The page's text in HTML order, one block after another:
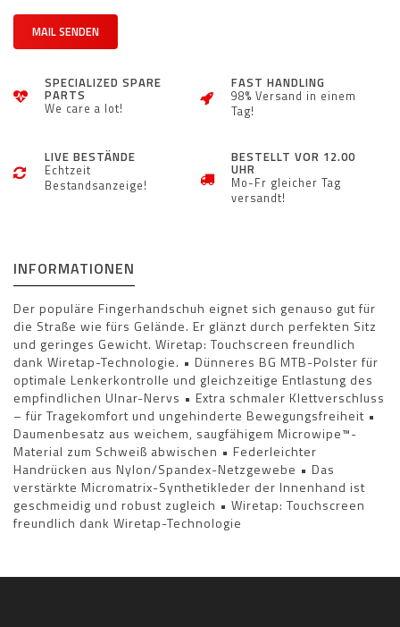
MAIL SENDEN
SPECIALIZED SPARE
PARTS
We care a lot!
FAST HANDLING
98% Versand in einem
Tag!
LIVE BESTÄNDE
Echtzeit
Bestandsanzeige!
BESTELLT VOR 12.00
UHR
Mo-Fr gleicher Tag
versandt!
INFORMATIONEN
Der populäre Fingerhandschuh eignet sich genauso gut für
die Straße wie fürs Gelände. Er glänzt durch perfekten Sitz
und geringes Gewicht. Wiretap: Touchscreen freundlich
dank Wiretap-Technologie. • Dünneres BG MTB-Polster für
optimale Lenkerkontrolle und gleichzeitige Entlastung des
empfindlichen Ulnar-Nervs • Extra schmaler Klettverschluss
– für Tragekomfort und ungehinderte Bewegungsfreiheit •
Daumenbesatz aus weichem, saugfähigem Microwipe™-
Material zum Schweiß abwischen • Federleichter
Handrücken aus Nylon/Spandex-Netzgewebe • Das
verstärkte Micromatrix-Synthetikleder der Innenhand ist
geschmeidig und robust zugleich • Wiretap: Touchscreen
freundlich dank Wiretap-Technologie